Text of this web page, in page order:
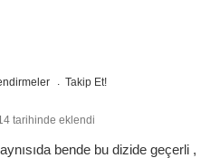
Takip Et!
tarihinde eklendi
bende bu dizide geçerli ,